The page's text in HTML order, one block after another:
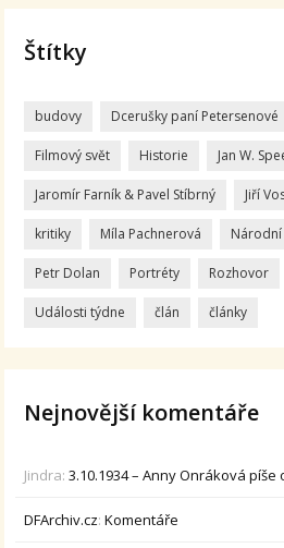
Štítky
budovy Dcerušky paní Petersenové
Filmový svět Historie Jan W.
Jaromír Farník & Pavel Stíbrný Jiří
kritiky Míla Pachnerová
Petr Dolan Portréty Rozhovor
Události týdne člán články
Nejnovější komentáře
Jindra:3.10.1934 – Anny Onráková píše
DFArchiv.cz:Komentáře